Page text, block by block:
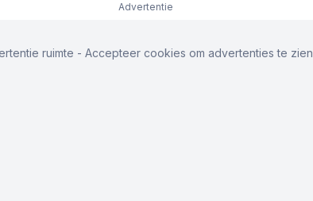
Advertentie
ruimte - Accepteer cookies om advertenties te zien